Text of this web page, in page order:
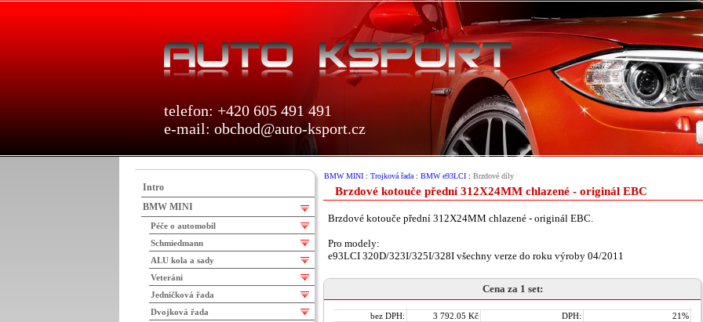
telefon: +420 605 491 491
e-mail: obchod@auto-ksport.cz
BMW MINI : Trojková řada : BMW e93LCI : Brzdové díly
Brzdové kotouče přední 312X24MM chlazené - originál EBC
Brzdové kotouče přední 312X24MM chlazené - originál EBC.
Pro modely:
e93LCI 320D/323I/325I/328I všechny verze do roku výroby 04/2011
Cena za 1 set:
bez DPH: 3 792.05 Kč DPH:
21%
Intro
BMW MINI
Péče o automobil
Schmiedmann
ALU kola a sady
Veteráni
Jedničková řada
Dvojková řada